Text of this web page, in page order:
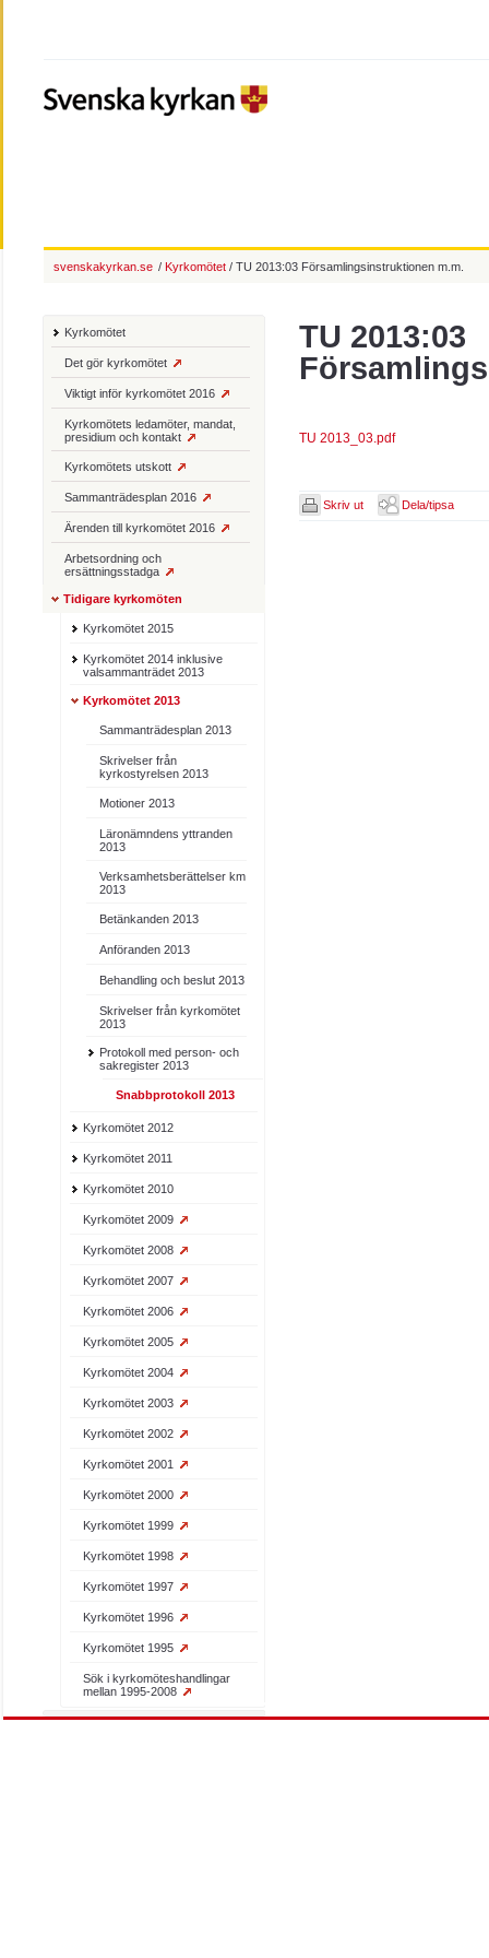
TU 2013:03
TU 2013_03.pdf
Skriv ut Dela/tipsa
Kyrkomötet
Det gör kyrkomötet
Viktigt inför kyrkomötet 2016
Kyrkomötets ledamöter, mandat,
presidium och kontakt
Kyrkomötets utskott
Sammanträdesplan 2016
Ärenden till kyrkomötet 2016
Arbetsordning och
ersättningsstadga
Tidigare kyrkomöten
Kyrkomötet 2015
Kyrkomötet 2014 inklusive
valsammanträdet 2013
Kyrkomötet 2013
Sammanträdesplan 2013
Skrivelser från
kyrkostyrelsen 2013
Motioner 2013
Läronämndens yttranden
2013
Verksamhetsberättelser km
2013
Betänkanden 2013
Anföranden 2013
Behandling och beslut 2013
Skrivelser från kyrkomötet
2013
Protokoll med person- och
sakregister 2013
Snabbprotokoll 2013
Kyrkomötet 2012
Kyrkomötet 2011
Kyrkomötet 2010
Kyrkomötet 2009
Kyrkomötet 2008
Kyrkomötet 2007
Kyrkomötet 2006
Kyrkomötet 2005
Kyrkomötet 2004
Kyrkomötet 2003
Kyrkomötet 2002
Kyrkomötet 2001
Kyrkomötet 2000
Kyrkomötet 1999
Kyrkomötet 1998
Kyrkomötet 1997
Kyrkomötet 1996
Kyrkomötet 1995
Sök i kyrkomöteshandlingar
mellan 1995-2008
svenskakyrkan.se / Kyrkomötet / TU 2013:03 Församlingsinstruktionen m.m.